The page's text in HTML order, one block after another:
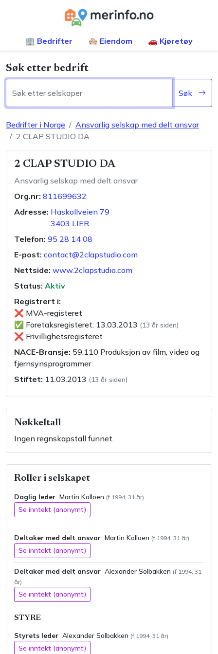
🏢 Bedrifter 🏘️ Eiendom 🚗 Kjøretøy
Søk etter bedrift
Søk
Bedrifter i Norge
Ansvarlig selskap med delt ansvar
2 CLAP STUDIO DA
2 CLAP STUDIO DA
Ansvarlig selskap med delt ansvar
Org.nr: 811699632
Adresse: Haskollveien 79
3403 LIER
Telefon: 95 28 14 08
E-post: contact@2clapstudio.com
Nettside: www.2clapstudio.com
Status: Aktiv
Registrert i:
❌ MVA-registeret
✅ Foretaksregisteret: 13.03.2013 (13 år siden)
❌ Frivillighetsregisteret
NACE-Bransje: 59.110 Produksjon av film, video og
fjernsynsprogrammer
Stiftet: 11.03.2013 (13 år siden)
Nøkkeltall
Ingen regnskapstall funnet.
Roller i selskapet
Daglig leder Martin Kolloen (f 1994, 31 år)
Se inntekt (anonymt)
Deltaker med delt ansvar Martin Kolloen (f 1994, 31 år)
Se inntekt (anonymt)
Deltaker med delt ansvar Alexander Solbakken (f 1994, 31
år)
Se inntekt (anonymt)
STYRE
Styrets leder Alexander Solbakken (f 1994, 31 år)
Se inntekt (anonymt)